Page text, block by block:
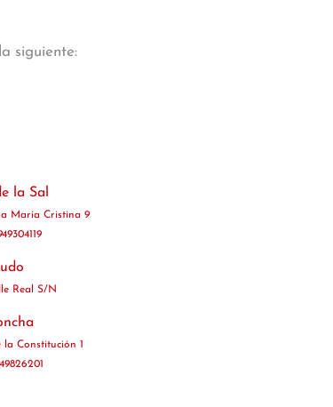
siguiente:
la Sal
María Cristina 9
Real S/N
la Constitución 1